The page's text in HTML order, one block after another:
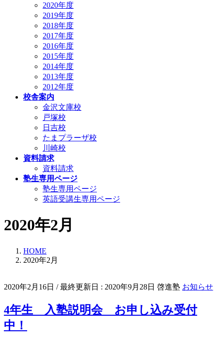
2020年度
2019年度
2018年度
2017年度
2016年度
2015年度
2014年度
2013年度
2012年度
校舎案内
金沢文庫校
戸塚校
日吉校
たまプラーザ校
川崎校
資料請求
資料請求
塾生専用ページ
塾生専用ページ
英語受講生専用ページ
2020年2月
HOME
2020年2月
2020年2月16日 / 最終更新日 : 2020年9月28日 啓進塾 お知らせ
4年生 入塾説明会 お申し込み受付
中！